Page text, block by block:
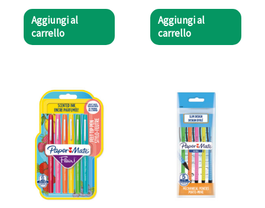
Aggiungi al
carrello
Aggiungi al
carrello